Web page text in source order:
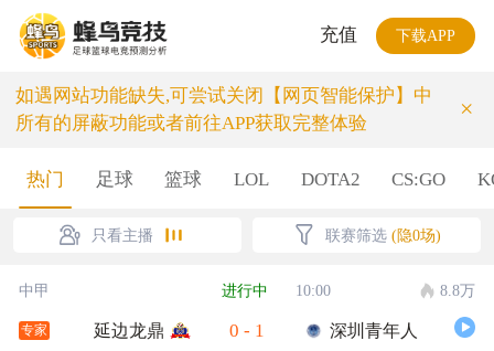
充值 下载APP
如遇网站功能缺失,可尝试关闭【网页智能保护】中
所有的屏蔽功能或者前往APP获取完整体验
×
热门 足球 篮球 LOL DOTA2 CS:GO
只看主播 联赛筛选 (隐0场)
中甲 进行中 10:00 8.8万
专家 延边龙鼎 0 - 1 深圳青年人